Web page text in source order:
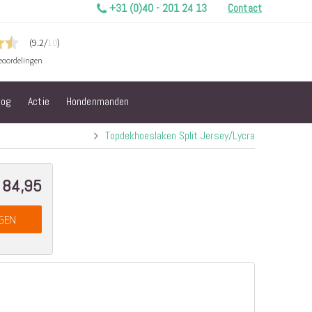
+31 (0)40 - 201 24 13 Contact
Actie Hondenmanden
Topdekhoeslaken Split Jersey/Lycra